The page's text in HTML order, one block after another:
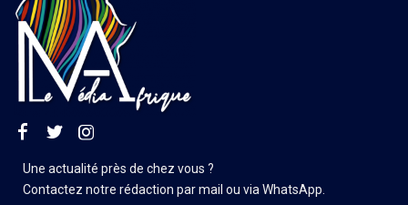
Une actualité près de chez vous ?
Contactez notre rédaction par mail ou via WhatsApp.